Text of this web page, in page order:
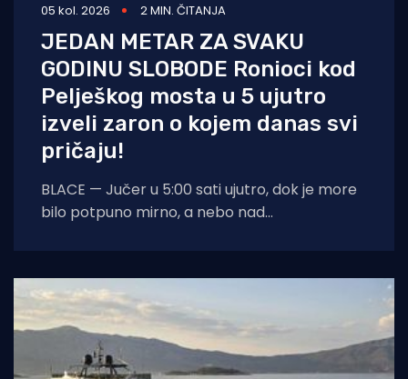
05 kol. 2026 2 MIN. ČITANJA
JEDAN METAR ZA SVAKU
GODINU SLOBODE Ronioci kod
Pelješkog mosta u 5 ujutro
izveli zaron o kojem danas svi
pričaju!
BLACE — Jučer u 5:00 sati ujutro, dok je more
bilo potpuno mirno, a nebo nad